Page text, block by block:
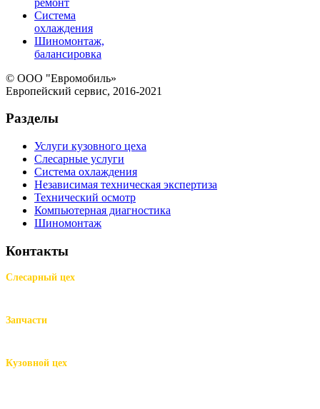
Система
охлаждения
Шиномонтаж,
балансировка
© ООО "Евромобиль»
Европейский сервис, 2016-2021
Разделы
Услуги кузовного цеха
Слесарные услуги
Система охлаждения
Независимая техническая экспертиза
Технический осмотр
Компьютерная диагностика
Шиномонтаж
Контакты
Слесарный цех
Запчасти
Кузовной цех